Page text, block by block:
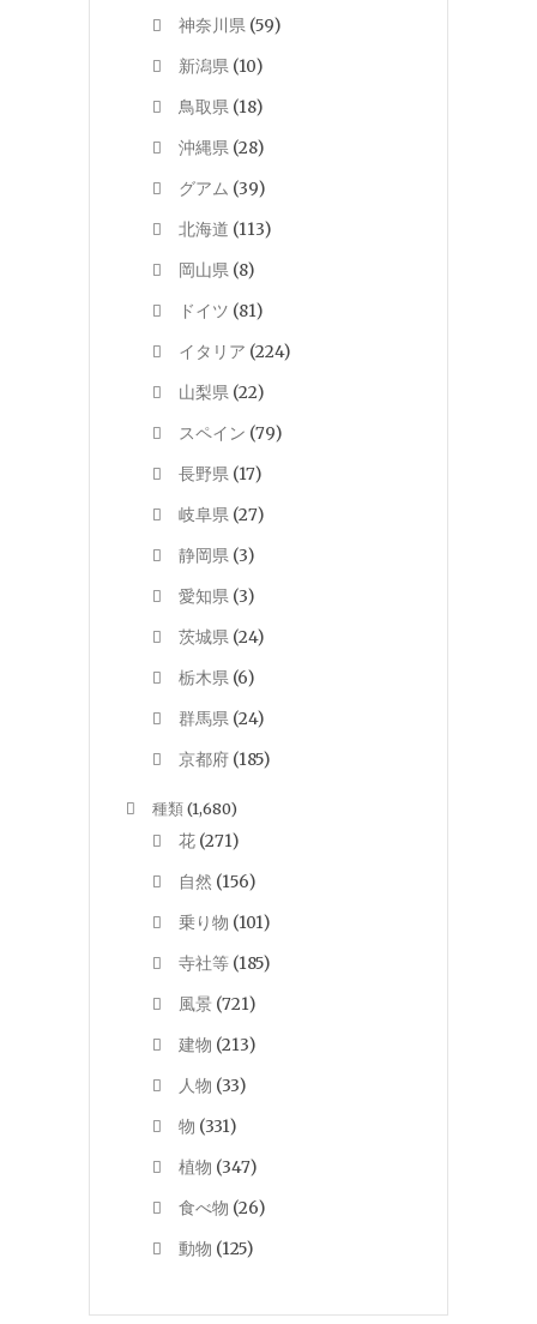
神奈川県 (59)
新潟県 (10)
鳥取県 (18)
沖縄県 (28)
グアム (39)
北海道 (113)
岡山県 (8)
ドイツ (81)
イタリア (224)
山梨県 (22)
スペイン (79)
長野県 (17)
岐阜県 (27)
静岡県 (3)
愛知県 (3)
茨城県 (24)
栃木県 (6)
群馬県 (24)
京都府 (185)
種類(1,680)
花 (271)
自然 (156)
乗り物 (101)
寺社等 (185)
風景 (721)
建物 (213)
人物 (33)
物 (331)
植物 (347)
食べ物 (26)
動物 (125)